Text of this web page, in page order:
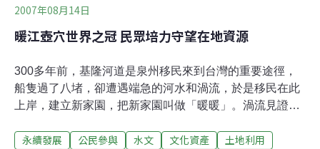
2007年08月14日
暖江壺穴世界之冠 民眾培力守望在地資源
300多年前，基隆河道是泉州移民來到台灣的重要途徑，
船隻過了八堵，卻遭遇端急的河水和渦流，於是移民在此
上岸，建立新家園，把新家園叫做「暖暖」。渦流見證了
內湖社區大學聯合主辦的「2007暖江壺穴保存運動—議題
永續發展 公民參與 水文 文化資產
土地利用